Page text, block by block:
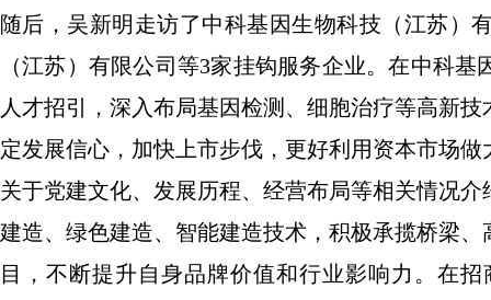
随后，吴新明走访了中科基因生物科技（江苏）
（江苏）有限公司等3家挂钩服务企业。在中科
人才招引，深入布局基因检测、细胞治疗等高新
定发展信心，加快上市步伐，更好利用资本市场
关于党建文化、发展历程、经营布局等相关情况
建造、绿色建造、智能建造技术，积极承揽桥梁
目，不断提升自身品牌价值和行业影响力。在